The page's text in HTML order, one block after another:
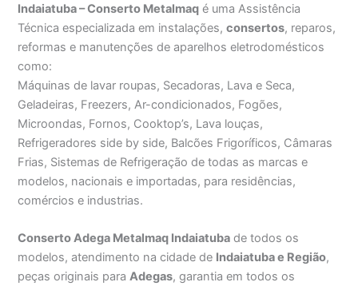
Indaiatuba – Conserto Metalmaq é uma Assistência
Técnica especializada em instalações,consertos, reparos,
reformas e manutenções de aparelhos eletrodomésticos
como:
Máquinas de lavar roupas, Secadoras, Lava e Seca,
Geladeiras, Freezers, Ar-condicionados, Fogões,
Microondas, Fornos, Cooktop’s, Lava louças,
Refrigeradores side by side, Balcões Frigoríficos, Câmaras
Frias, Sistemas de Refrigeração de todas as marcas e
modelos, nacionais e importadas, para residências,
comércios e industrias.
Conserto Adega Metalmaq Indaiatuba de todos os
modelos, atendimento na cidade de Indaiatuba e Região,
peças originais paraAdegas, garantia em todos os